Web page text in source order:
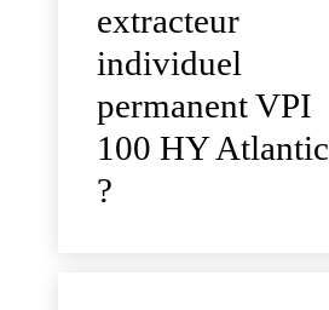
extracteur
individuel
permanent VPI
100 HY Atlantic
?